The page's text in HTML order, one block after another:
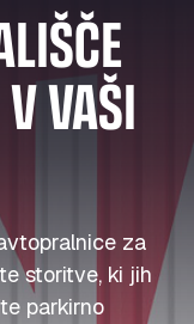
VAŠI
za
storitve, ki jih
parkirno